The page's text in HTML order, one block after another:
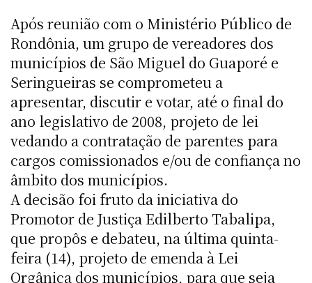
Após reunião com o Ministério Público de
Rondônia, um grupo de vereadores dos
municípios de São Miguel do Guaporé e
Seringueiras se comprometeu a
apresentar, discutir e votar, até o final do
ano legislativo de 2008, projeto de lei
vedando a contratação de parentes para
cargos comissionados e/ou de confiança no
âmbito dos municípios.
A decisão foi fruto da iniciativa do
Promotor de Justiça Edilberto Tabalipa,
que propôs e debateu, na última quinta-
feira (14), projeto de emenda à Lei
Orgânica dos municípios, para que seja